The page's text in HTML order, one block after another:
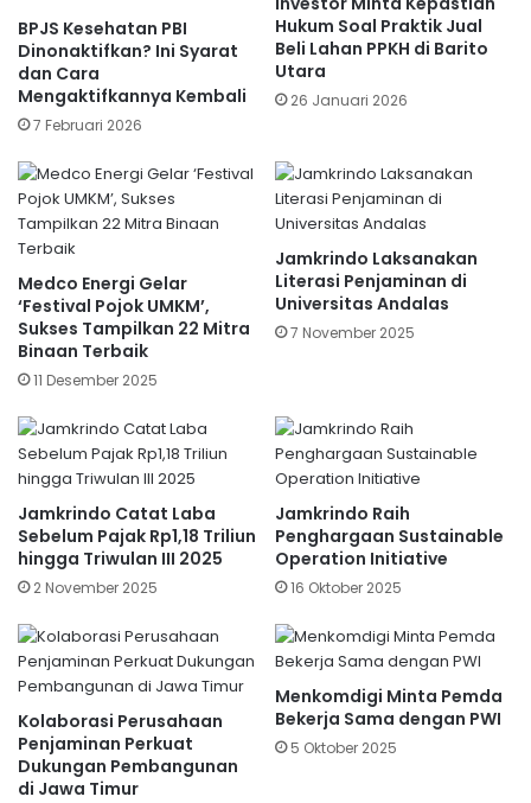
BPJS Kesehatan PBI
Dinonaktifkan? Ini Syarat
dan Cara
Mengaktifkannya Kembali
7 Februari 2026
Hukum Soal Praktik Jual
Beli Lahan PPKH di Barito
Utara
26 Januari 2026
Medco Energi Gelar
‘Festival Pojok UMKM’,
Sukses Tampilkan 22 Mitra
Binaan Terbaik
11 Desember 2025
Jamkrindo Laksanakan
Literasi Penjaminan di
Universitas Andalas
7 November 2025
Jamkrindo Catat Laba
Sebelum Pajak Rp1,18 Triliun
hingga Triwulan III 2025
2 November 2025
Jamkrindo Raih
Penghargaan Sustainable
Operation Initiative
16 Oktober 2025
Kolaborasi Perusahaan
Penjaminan Perkuat
Dukungan Pembangunan
di Jawa Timur
Menkomdigi Minta Pemda
Bekerja Sama dengan PWI
5 Oktober 2025